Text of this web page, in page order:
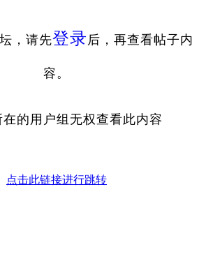
，请先登录 后，再查看帖子内
容。
的用户组无权查看此内容
点击此链接进行跳转